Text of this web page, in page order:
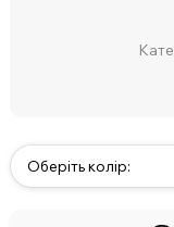
Оберіть колір: